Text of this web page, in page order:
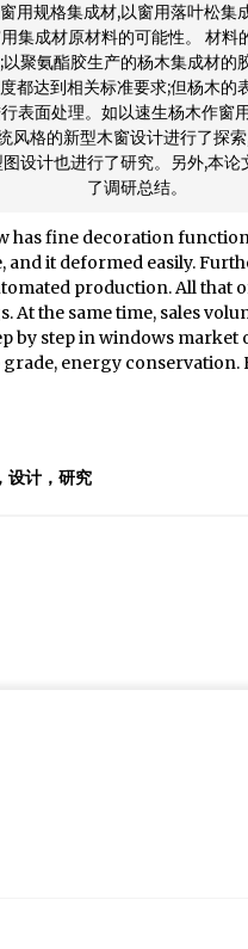
用规格集成材,以窗用落叶松集
集成材原材料的可能性。 材
聚氨酯胶生产的杨木集成材的
都达到相关标准要求;但杨木的
表面处理。如以速生杨木作窗
风格的新型木窗设计进行了探
设计也进行了研究。另外,本
了调研总结。
has fine decoration
and it deformed easily.
production. All that
At the same time, sales
by step in windows
energy conservation.
设计，研究